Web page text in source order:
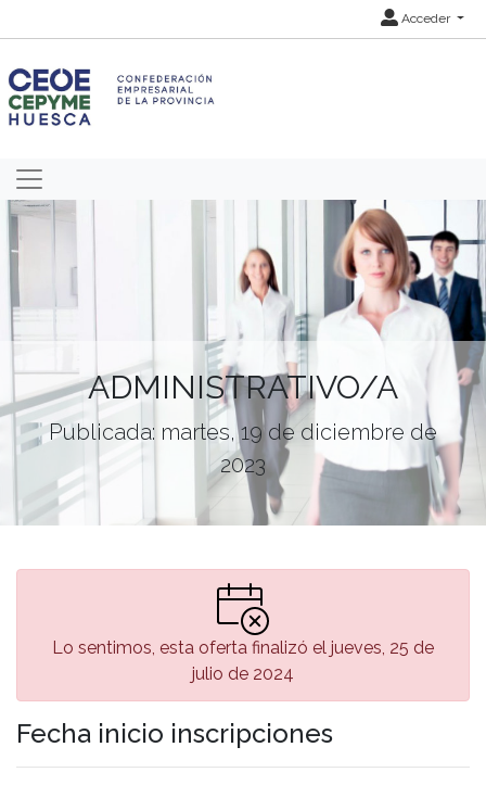
Acceder
ADMINISTRATIVO/A
Publicada: martes, 19 de diciembre de
2023
Lo sentimos, esta oferta finalizó el jueves, 25 de
julio de 2024
Fecha inicio inscripciones